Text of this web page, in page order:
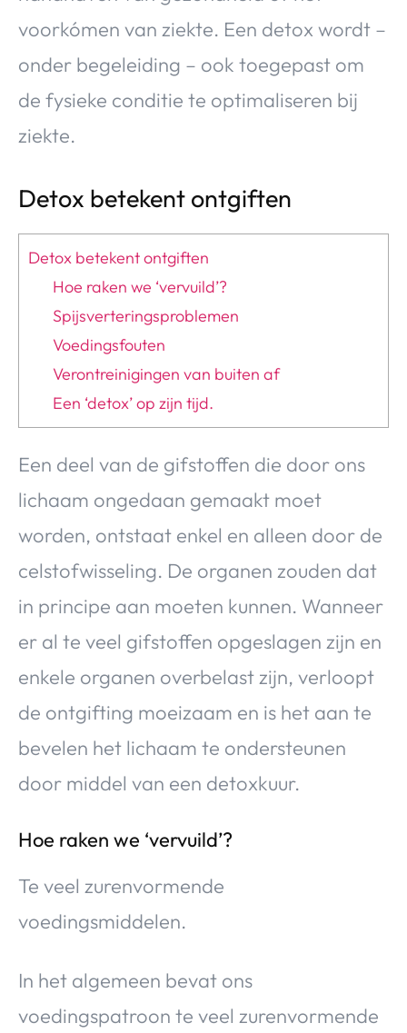
voorkómen van ziekte. Een detox wordt –
onder begeleiding – ook toegepast om
de fysieke conditie te optimaliseren bij
ziekte.
Detox betekent ontgiften
Detox betekent ontgiften
Hoe raken we ‘vervuild’?
Spijsverteringsproblemen
Voedingsfouten
Verontreinigingen van buiten af
Een ‘detox’ op zijn tijd.
Een deel van de gifstoffen die door ons
lichaam ongedaan gemaakt moet
worden, ontstaat enkel en alleen door de
celstofwisseling. De organen zouden dat
in principe aan moeten kunnen. Wanneer
er al te veel gifstoffen opgeslagen zijn en
enkele organen overbelast zijn, verloopt
de ontgifting moeizaam en is het aan te
bevelen het lichaam te ondersteunen
door middel van een detoxkuur.
Hoe raken we ‘vervuild’?
Te veel zurenvormende
voedingsmiddelen.
In het algemeen bevat ons
voedingspatroon te veel zurenvormende